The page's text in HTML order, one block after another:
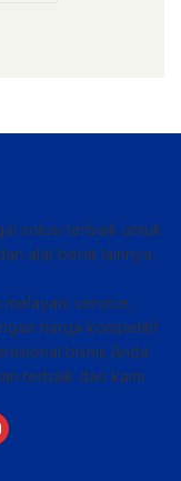
solusi terbaik untuk
alat berat lainnya.
service,
harga kompetitif
bisnis Anda
terbaik dari kami